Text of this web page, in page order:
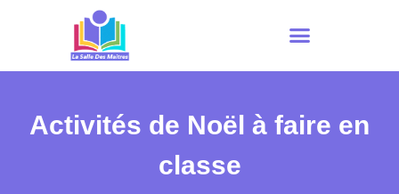
Activités de Noël à faire en
classe